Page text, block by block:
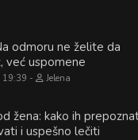
odmoru ne želite da
već uspomene
19:39 Jelena
žena: kako ih
i uspešno lečiti